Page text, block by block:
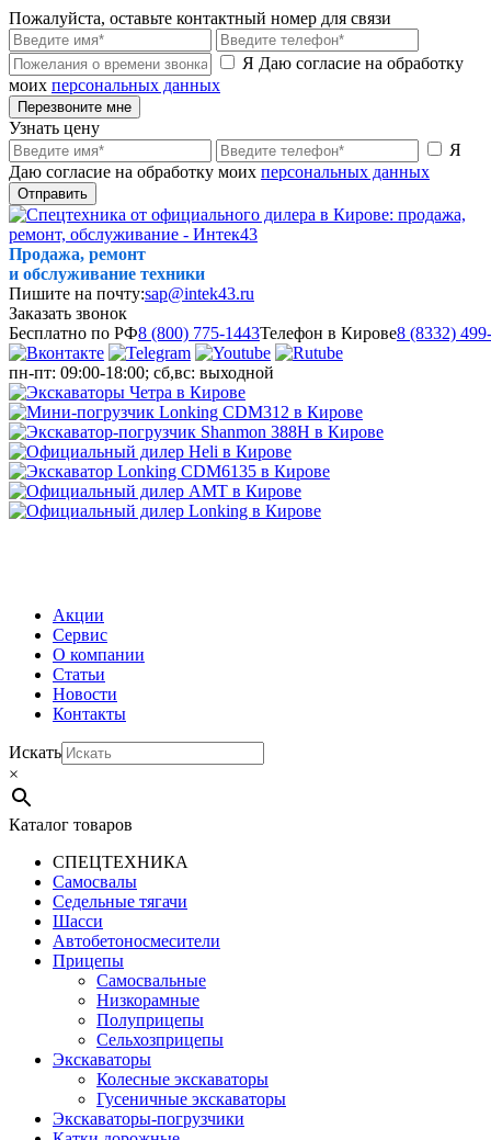
Пожалуйста, оставьте контактный номер для связи
Я Даю согласие на обработку
моих персональных данных
Перезвоните мне
Узнать цену
Я
Даю согласие на обработку моих персональных данных
Отправить
Продажа, ремонт
и обслуживание техники
Пишите на почту:sap@intek43.ru
Заказать звонок
Бесплатно по РФ8 (800) 775-1443Телефон в Кирове8 (8332)
пн-пт: 09:00-18:00; сб,вс: выходной
Акции
Сервис
О компании
Статьи
Новости
Контакты
Искать
×
Каталог товаров
СПЕЦТЕХНИКА
Самосвалы
Седельные тягачи
Шасси
Автобетоно­смесители
Прицепы
Самосвальные
Низкорамные
Полуприцепы
Сельхозприцепы
Экскаваторы
Колесные экскаваторы
Гусеничные экскаваторы
Экскаваторы-погрузчики